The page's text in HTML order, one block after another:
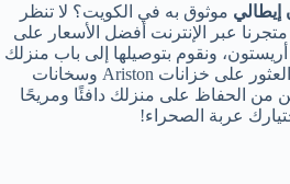
موثوق به في الكويت؟ لا تنظر
عبر الإنترنت أفضل الأسعار على
ونقوم بتوصيلها إلى باب منزلك
بسرعة وسهولة. يمكنك أيضًا العثور على خزانات Ariston وسخانات
من الحفاظ على منزلك دافئًا ومريحًا
عربة الصحراء!